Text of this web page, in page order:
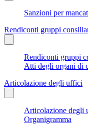
Sanzioni per
Rendiconti gruppi
Rendiconti gruppi
Atti degli organi di
Articolazione degli uffici
Articolazione degli
Organigramma